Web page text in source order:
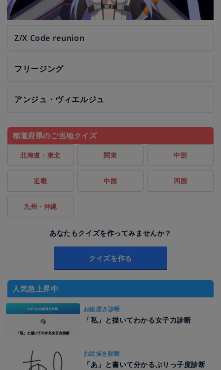
Z/X Code reunion
フリージング
アンジュ・ヴィエルジュ
都道府県のご当地クイズ
北海道・東北 関東 中部
近畿 中国 四国
九州・沖縄
あなたもクイズを作ってみませんか？
クイズを作る
人気急上昇中
お絵描き診断
「私」と描いてわかる女子力診断
お絵描き診断
「あ」と書いて分かるぶりっ子度診断